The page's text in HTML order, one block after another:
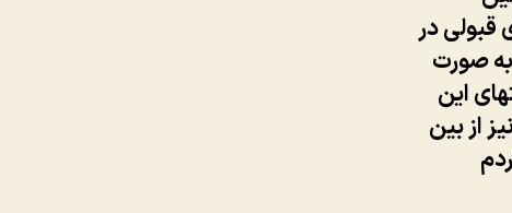
قبولی در
به صورت
این
از بین